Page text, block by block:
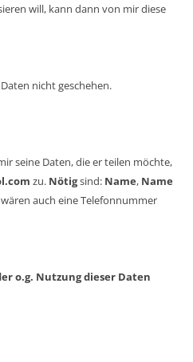
will, kann dann von mir diese
nicht geschehen.
seine Daten, die er teilen möchte,
zu. Nötigsind: Name, Name
auch eine Telefonnummer
o.g. Nutzung dieser Daten